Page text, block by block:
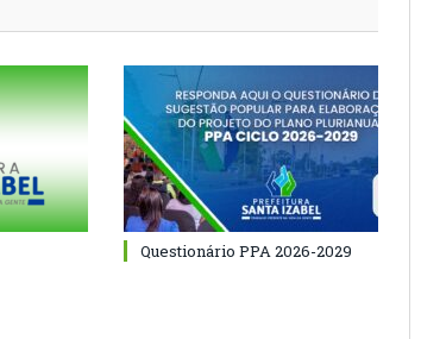
Questionário PPA 2026-2029